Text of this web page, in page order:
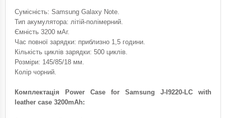
Сумісність: Samsung Galaxy Note.
Тип акумулятора: літій-полімерний.
Ємність 3200 мАг.
Час повної зарядки: приблизно 1,5 години.
Кількість циклів зарядки: 500 циклів.
Розміри: 145/85/18 мм.
Колір чорний.
Комплектація Power Case for Samsung J-I9220-LC with
leather case 3200mAh: